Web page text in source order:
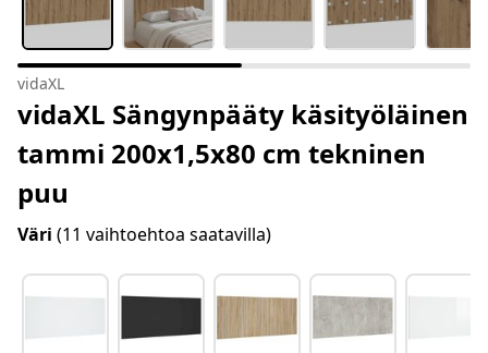
vidaXL
vidaXL Sängynpääty käsityöläinen
tammi 200x1,5x80 cm tekninen
puu
Väri (11 vaihtoehtoa saatavilla)